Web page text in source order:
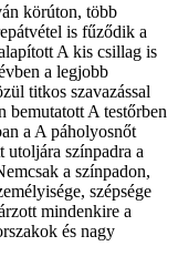
körúton, több
is fűződik a
A kis csillag is
a legjobb
titkos szavazással
bemutatott A testőrben
a A páholyosnőt
utoljára színpadra a
a színpadon,
szépsége
mindenkire a
és nagy